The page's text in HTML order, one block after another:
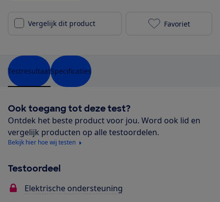
Vergelijk dit product Gazelle
Favoriet
TestresultaatSpecificaties
Ook toegang tot deze test?
Ontdek het beste product voor jou. Word ook lid en
vergelijk producten op alle testoordelen.
Bekijk hier hoe wij testen
Testoordeel
Elektrische ondersteuning